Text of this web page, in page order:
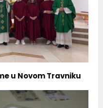
u Novom Travniku